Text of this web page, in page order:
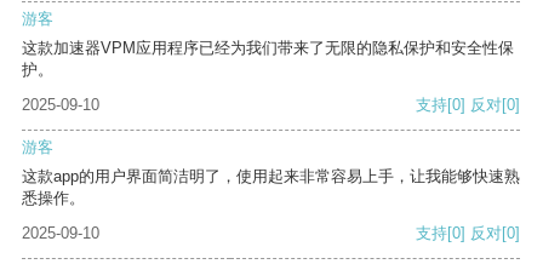
游客
这款加速器VPM应用程序已经为我们带来了无限的隐私保护和安全性保
护。
2025-09-10
支持[0] 反对[0]
游客
这款app的用户界面简洁明了，使用起来非常容易上手，让我能够快速熟
悉操作。
2025-09-10
支持[0] 反对[0]